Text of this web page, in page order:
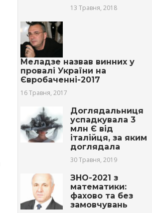
13 Травня, 2018
Меладзе назвав винних у
провалі України на
Євробаченні-2017
16 Травня, 2017
Доглядальниця
успадкувала 3
млн Є від
італійця, за яким
доглядала
30 Травня, 2019
ЗНО-2021 з
математики:
фахово та без
замовчувань